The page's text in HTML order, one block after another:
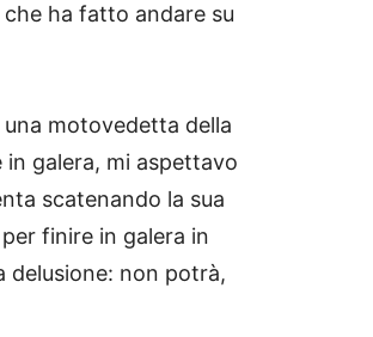
ha fatto andare su
motovedetta della
galera, mi aspettavo
scatenando la sua
finire in galera in
delusione: non potrà,